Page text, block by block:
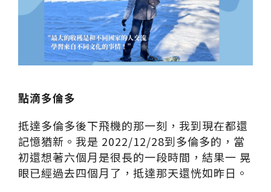
點滴多倫多
抵達多倫多後下⾶機的那⼀刻，我到現在都還
記憶猶新。 我是 2022/12/28到多倫多的，當
初還想著六個⽉是很長的⼀段時間，結果⼀ 晃
眼已經過去四個⽉了，抵達那天還恍如昨⽇。